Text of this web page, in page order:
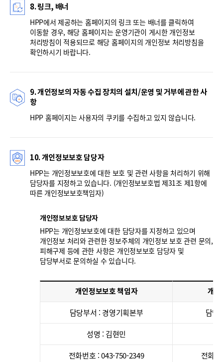
8. 링크, 배너
HPP에서 제공하는 홈페이지의 링크 또는 배너를 클릭하여
이동할 경우, 해당 홈페이지는 운영기관이 게시한 개인정보
처리방침이 적용되므로 해당 홈페이지의 개인정보 처리방침을
확인하시기 바랍니다.
9. 개인정보의 자동 수집 장치의 설치/운영 및 거부에 관한 사
항
HPP 홈페이지는 사용자의 쿠키를 수집하고 있지 않습니다.
10. 개인정보보호 담당자
HPP는 개인정보보호에 대한 보호 및 관련 사항을 처리하기 위해
담당자를 지정하고 있습니다. (개인정보보호법 제31조 제1항에
따른 개인정보보호책임자)
개인정보보호 담당자
HPP는 개인정보보호에 대한 담당자를 지정하고 있으며
개인정보 처리와 관련한 정보주체의 개인정보 보호 관련 문의,
피해구제 등에 관한 사항은 개인정보보호 담당자 및
담당부서로 문의하실 수 있습니다.
개인정보보호 책임자 개인
담당부서 : 경영기획본부
담당
성명 : 김현민
전화번호 : 043-750-2349
전화